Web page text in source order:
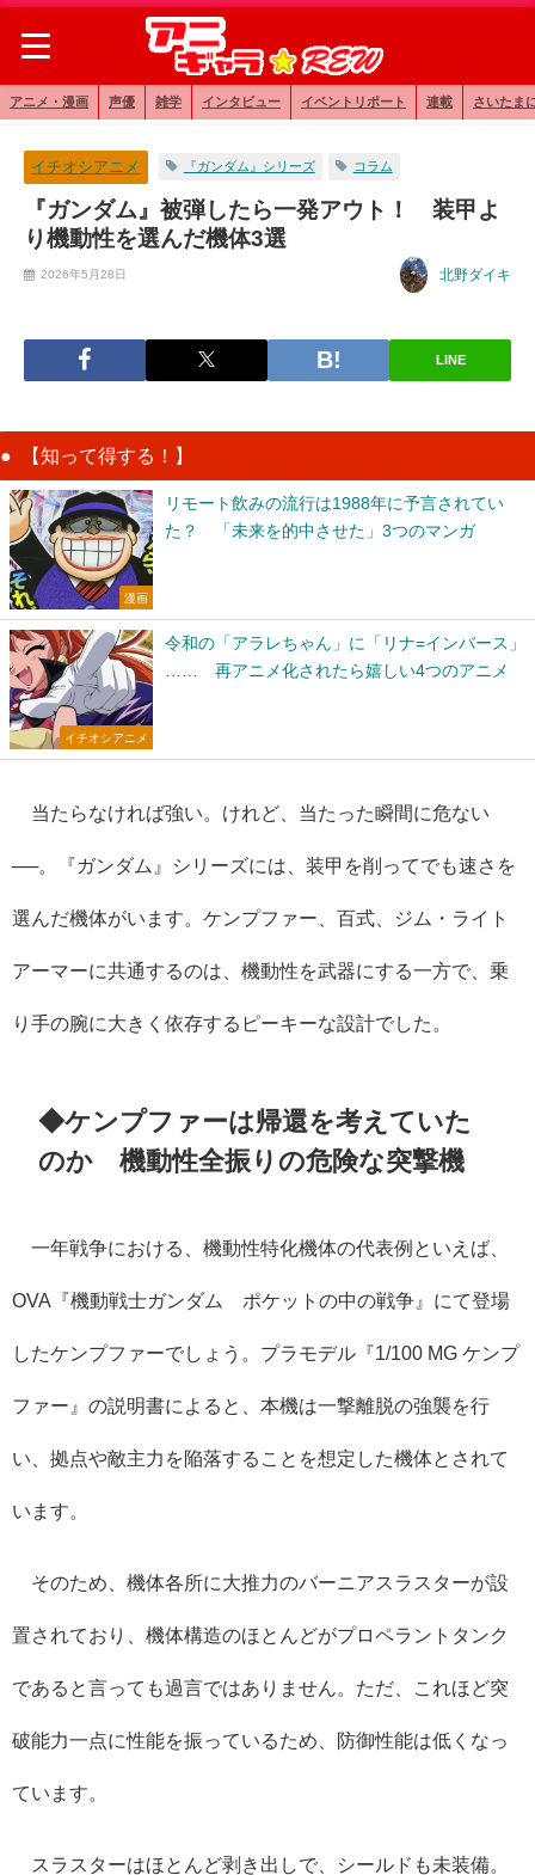
アニメ・漫画 声優 雑学 インタビュー イベントリポート 連載 さいたま
イチオシアニメ 『ガンダム』シリーズ コラム
『ガンダム』被弾したら一発アウト！ 装甲よ
り機動性を選んだ機体3選
2026年5月28日 北野ダイキ
LINE
【知って得する！】
漫画
リモート飲みの流行は1988年に予言されてい
た？ 「未来を的中させた」3つのマンガ
イチオシアニメ
令和の「アラレちゃん」に「リナ=インバース」
…… 再アニメ化されたら嬉しい4つのアニメ
当たらなければ強い。けれど、当たった瞬間に危ない
──。『ガンダム』シリーズには、装甲を削ってでも速さを
選んだ機体がいます。ケンプファー、百式、ジム・ライト
アーマーに共通するのは、機動性を武器にする一方で、乗
り手の腕に大きく依存するピーキーな設計でした。
◆ケンプファーは帰還を考えていた
のか 機動性全振りの危険な突撃機
一年戦争における、機動性特化機体の代表例といえば、
OVA『機動戦士ガンダム ポケットの中の戦争』にて登場
したケンプファーでしょう。プラモデル『1/100 MG ケンプ
ファー』の説明書によると、本機は一撃離脱の強襲を行
い、拠点や敵主力を陥落することを想定した機体とされて
います。
そのため、機体各所に大推力のバーニアスラスターが設
置されており、機体構造のほとんどがプロペラントタンク
であると言っても過言ではありません。ただ、これほど突
破能力一点に性能を振っているため、防御性能は低くなっ
ています。
スラスターはほとんど剥き出しで、シールドも未装備。